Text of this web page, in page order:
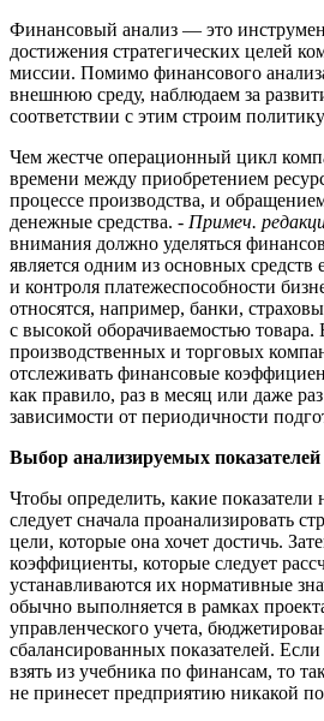
Финансовый анализ — это
достижения стратегических целей
миссии. Помимо финансового
внешнюю среду, наблюдаем за
соответствии с этим строим
Чем жестче операционный цикл
времени между приобретением
процессе производства, и
денежные средства. - Примеч.
внимания должно уделяться
является одним из основных средств
и контроля платежеспособности
относятся, например, банки,
с высокой оборачиваемостью
производственных и торговых
отслеживать финансовые
как правило, раз в месяц или даже
зависимости от периодичности
Выбор анализируемых показателей
Чтобы определить, какие показатели
следует сначала проанализировать
цели, которые она хочет достичь.
коэффициенты, которые следует
устанавливаются их нормативные
обычно выполняется в рамках
управленческого учета,
сбалансированных показателей.
взять из учебника по финансам, то
не принесет предприятию никакой